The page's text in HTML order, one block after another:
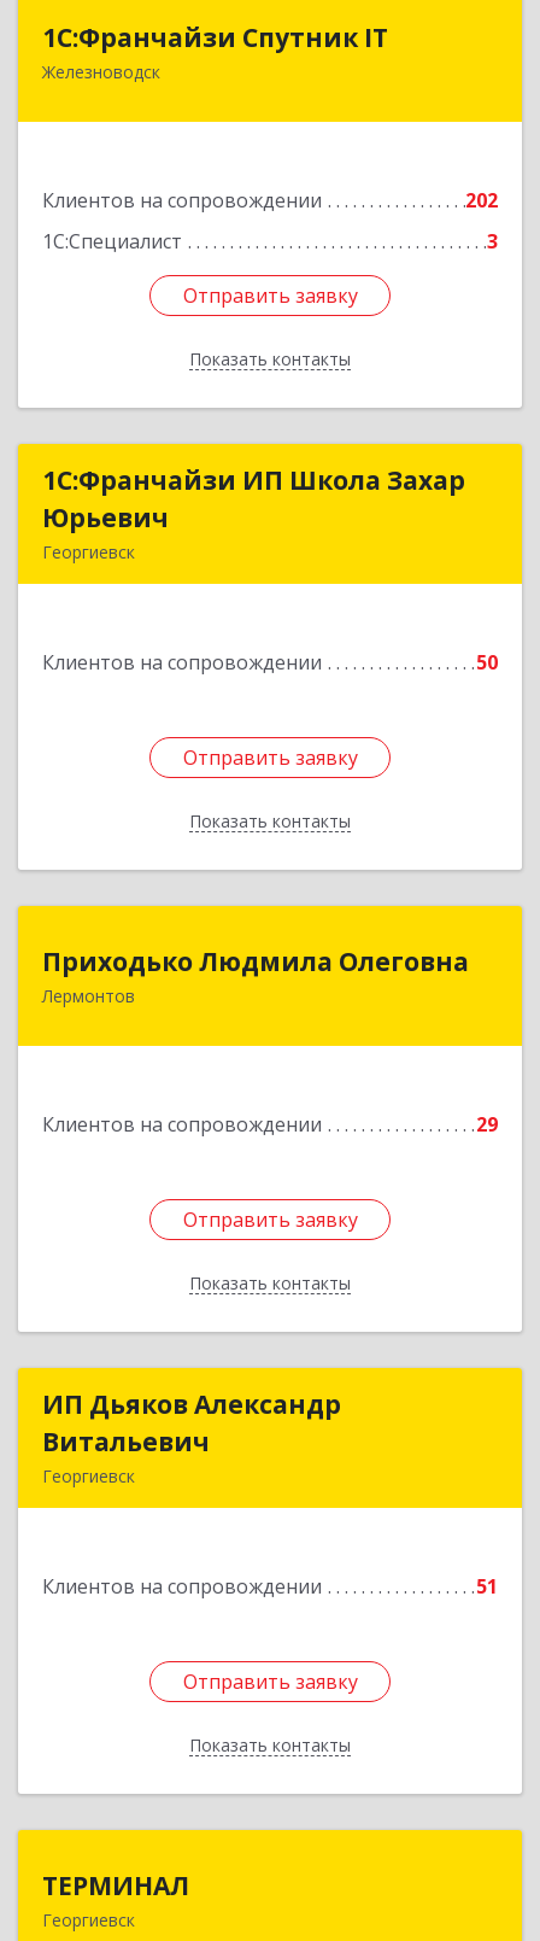
1С:Франчайзи Спутник IT
Железноводск
Клиентов на сопровождении
202
1С:Специалист
3
Отправить заявку
Показать контакты
1С:Франчайзи Спутник IT
357430, Ставропольский край, город-курорт
Подробнее
Отправить заявку
Назад
1С:Франчайзи ИП Школа Захар
Юрьевич
Георгиевск
Клиентов на сопровождении 50
Отправить заявку
Показать контакты
1С:Франчайзи ИП Школа Захар
Отправить заявку
Назад
Приходько Людмила Олеговна
Лермонтов
Клиентов на сопровождении 29
Отправить заявку
Показать контакты
357341, Лермонтов г, П.Лумумбы ул, дом №
Отправить заявку
Назад
ИП Дьяков Александр
Витальевич
Георгиевск
Клиентов на сопровождении 51
Отправить заявку
Показать контакты
ИП Дьяков Александр
Отправить заявку
Назад
ТЕРМИНАЛ
Георгиевск
357820, Ставропольский край, Георгиевск г,